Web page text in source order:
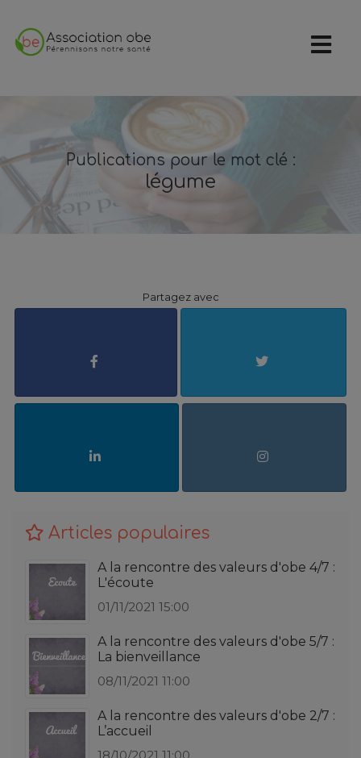
Publications pour le mot clé :
légume
Partagez avec
Articles populaires
A la rencontre des valeurs d'obe 4/7 :
L'écoute
01/11/2021 15:00
A la rencontre des valeurs d'obe 5/7 :
La bienveillance
08/11/2021 11:00
A la rencontre des valeurs d'obe 2/7 :
L’accueil